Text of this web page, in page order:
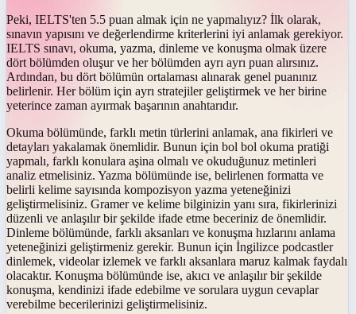
Peki, IELTS'ten 5.5 puan almak için ne yapmalıyız? İlk olarak,
sınavın yapısını ve değerlendirme kriterlerini iyi anlamak gerekiyor.
IELTS sınavı, okuma, yazma, dinleme ve konuşma olmak üzere
dört bölümden oluşur ve her bölümden ayrı ayrı puan alırsınız.
Ardından, bu dört bölümün ortalaması alınarak genel puanınız
belirlenir. Her bölüm için ayrı stratejiler geliştirmek ve her birine
yeterince zaman ayırmak başarının anahtarıdır.
Okuma bölümünde, farklı metin türlerini anlamak, ana fikirleri ve
detayları yakalamak önemlidir. Bunun için bol bol okuma pratiği
yapmalı, farklı konulara aşina olmalı ve okuduğunuz metinleri
analiz etmelisiniz. Yazma bölümünde ise, belirlenen formatta ve
belirli kelime sayısında kompozisyon yazma yeteneğinizi
geliştirmelisiniz. Gramer ve kelime bilginizin yanı sıra, fikirlerinizi
düzenli ve anlaşılır bir şekilde ifade etme beceriniz de önemlidir.
Dinleme bölümünde, farklı aksanları ve konuşma hızlarını anlama
yeteneğinizi geliştirmeniz gerekir. Bunun için İngilizce podcastler
dinlemek, videolar izlemek ve farklı aksanlara maruz kalmak faydalı
olacaktır. Konuşma bölümünde ise, akıcı ve anlaşılır bir şekilde
konuşma, kendinizi ifade edebilme ve sorulara uygun cevaplar
verebilme becerilerinizi geliştirmelisiniz.